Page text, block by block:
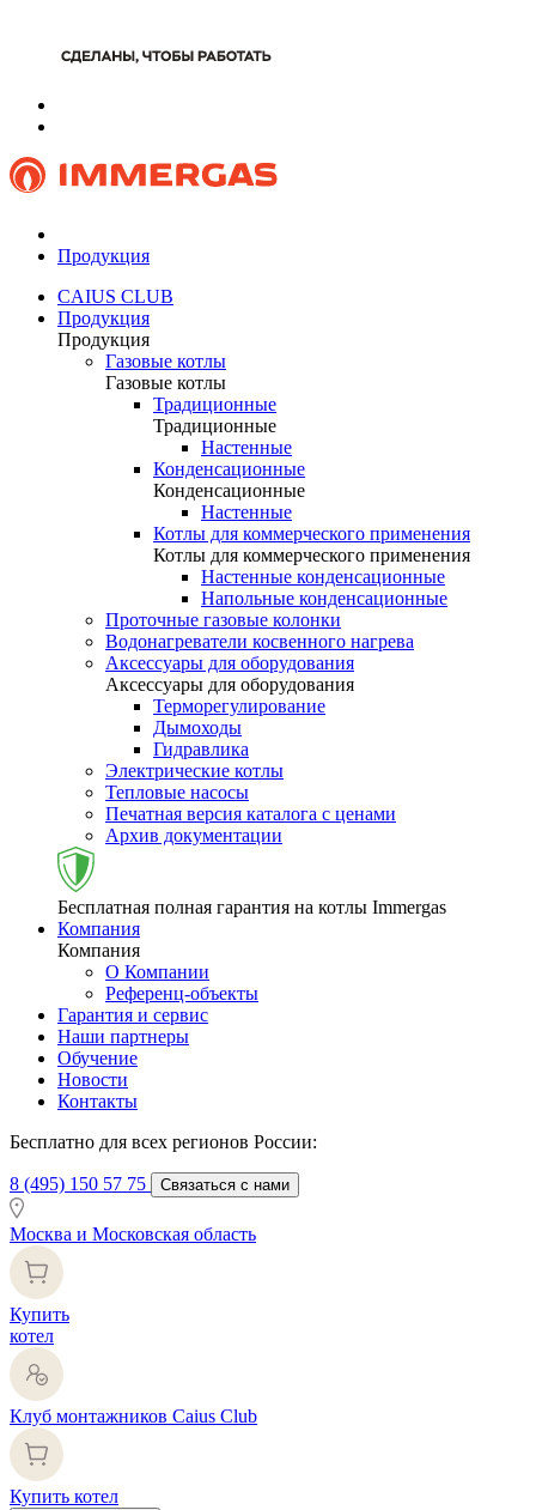
Продукция
CAIUS CLUB
Продукция
Продукция
Газовые котлы
Газовые котлы
Традиционные
Традиционные
Настенные
Конденсационные
Конденсационные
Настенные
Котлы для коммерческого применения
Котлы для коммерческого применения
Настенные конденсационные
Напольные конденсационные
Проточные газовые колонки
Водонагреватели косвенного нагрева
Аксессуары для оборудования
Аксессуары для оборудования
Терморегулирование
Дымоходы
Гидравлика
Электрические котлы
Тепловые насосы
Печатная версия каталога с ценами
Архив документации
Бесплатная полная гарантия на котлы Immergas
Компания
Компания
О Компании
Референц-объекты
Гарантия и сервис
Наши партнеры
Обучение
Новости
Контакты
Бесплатно для всех регионов России:
8 (495) 150 57 75 Связаться с нами
Москва и Московская область
Купить
котел
Клуб монтажников Caius Club
Купить котел